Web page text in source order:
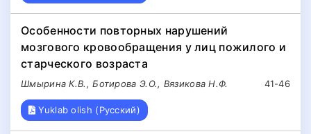
Особенности повторных нарушений
мозгового кровообращения у лиц пожилого и
старческого возраста
41-46
Шмырина К.В., Ботирова Э.О., Вязикова Н.Ф.
Yuklab olish (Русский)